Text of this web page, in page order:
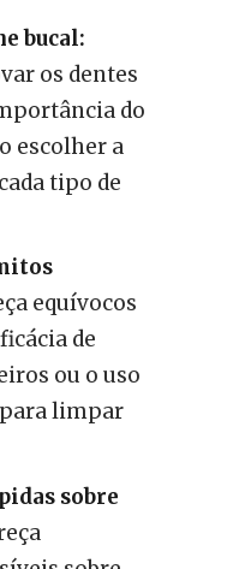
bucal:
os dentes
do
escolher a
tipo de
equívocos
de
ou o uso
limpar
sobre